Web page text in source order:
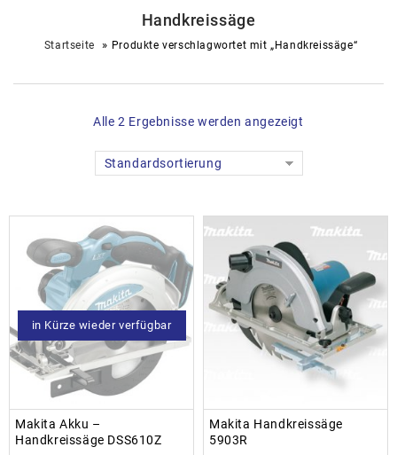
Handkreissäge
Startseite » Produkte verschlagwortet mit „Handkreissäge“
Alle 2 Ergebnisse werden angezeigt
Standardsortierung
in Kürze wieder verfügbar
Makita Akku –
Handkreissäge DSS610Z
Makita Handkreissäge
5903R